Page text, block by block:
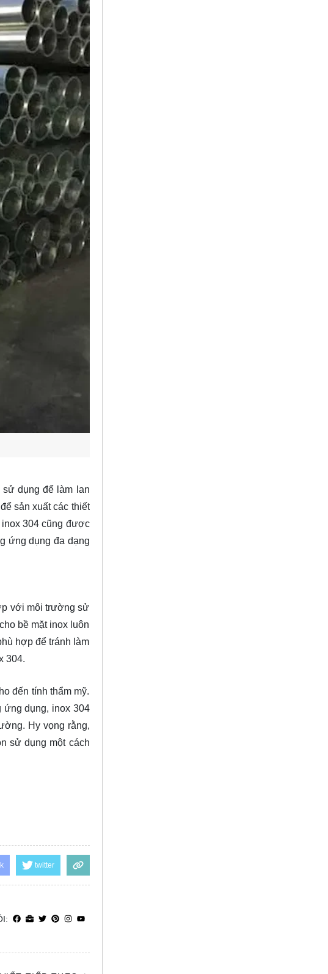
dụng để làm lan
sản xuất các thiết
inox 304 cũng được
ứng dụng đa dạng
với môi trường sử
bề mặt inox luôn
hợp để tránh làm
304.
đến tính thẩm mỹ.
ứng dụng, inox 304
Hy vọng rằng,
sử dụng một cách
twitter